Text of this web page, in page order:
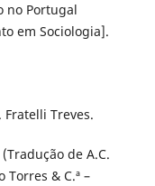
no Portugal
em Sociologia].
Treves.
de A.C.
Torres & C.ª –